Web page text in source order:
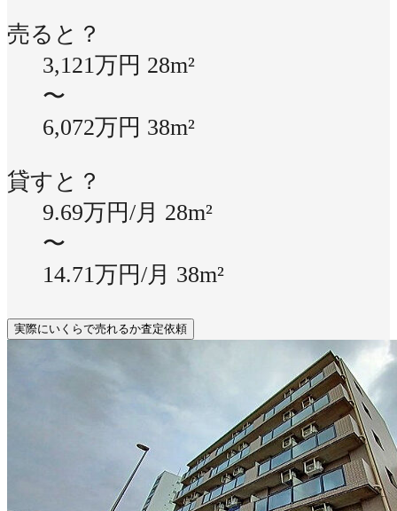
売ると？
3,121万円 28m²
〜
6,072万円 38m²
貸すと？
9.69万円/月 28m²
〜
14.71万円/月 38m²
実際にいくらで売れるか査定依頼